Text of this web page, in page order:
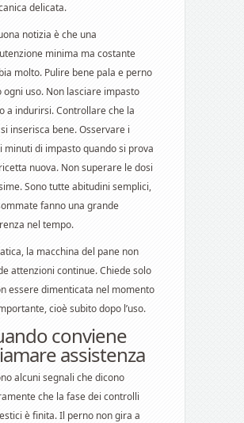
delicata.
notizia è che una
minima ma costante
molto. Pulire bene pala e perno
ogni uso. Non lasciare impasto
a indurirsi. Controllare che la
inserisca bene. Osservare i
minuti di impasto quando si prova
nuova. Non superare le dosi
Sono tutte abitudini semplici,
fanno una grande
nel tempo.
la macchina del pane non
attenzioni continue. Chiede solo
essere dimenticata nel momento
cioè subito dopo l’uso.
conviene
assistenza
alcuni segnali che dicono
che la fase dei controlli
è finita. Il perno non gira a